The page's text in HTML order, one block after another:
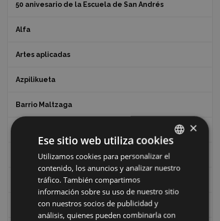
50 anivesario de la Escuela de San Andrés
Alfa
Artes aplicadas
Azpilikueta
Barrio Maltzaga
Ciclismo
Ciclismo "A rueda"
Dibujos de Julen Zabaleta
BASQUE
SPANISH
×
Ese sitio web utiliza cookies
Utilizamos cookies para personalizar el
contenido, los anuncios y analizar nuestro
tráfico. También compartimos
información sobre su uso de nuestro sitio
con nuestros socios de publicidad y
análisis, quienes pueden combinarla con